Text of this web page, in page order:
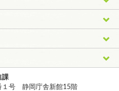
課
１号 静岡庁舎新館15階